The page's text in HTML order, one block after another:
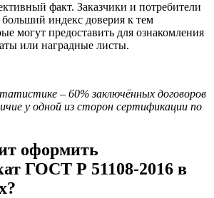
факт. Заказчики и потребители
индекс доверия к тем
могут предоставить для ознакомления
или наградные листы.
– 60% заключённых договоров
у одной из сторон сертификации по
оформить
ГОСТ Р 51108-2016 в